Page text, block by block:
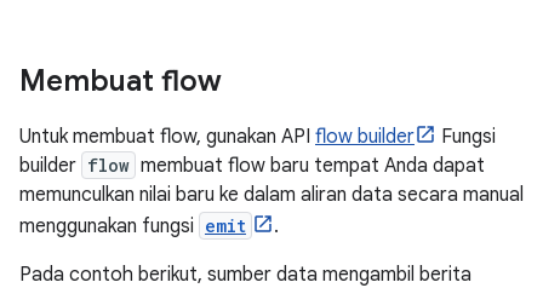
Membuat flow
Untuk membuat flow, gunakan API flow builder
Fungsi
builder flow membuat flow baru tempat Anda dapat
memunculkan nilai baru ke dalam aliran data secara manual
menggunakan fungsi emit
.
Pada contoh berikut, sumber data mengambil berita